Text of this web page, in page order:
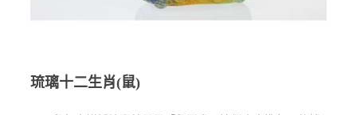
琉璃十二生肖(鼠)